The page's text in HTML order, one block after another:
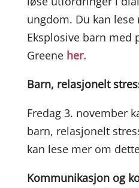
ungdom. Du kan
Eksplosive barn med
Greene her.
Barn, relasjonelt
Fredag 3. november
barn, relasjonelt
kan lese mer om
Kommunikasjon og